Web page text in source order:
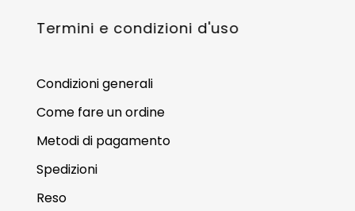
Termini e condizioni d'uso
Condizioni generali
Come fare un ordine
Metodi di pagamento
Spedizioni
Reso